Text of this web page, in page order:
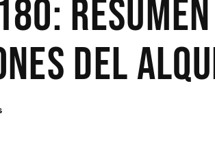
del
·